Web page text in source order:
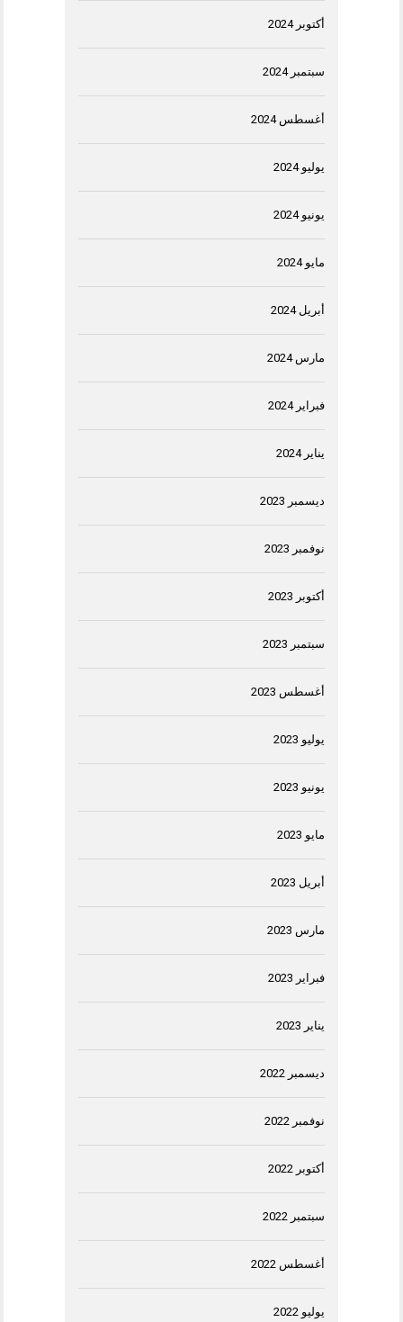
أكتوبر 2024
سبتمبر 2024
أغسطس 2024
يوليو 2024
يونيو 2024
مايو 2024
أبريل 2024
مارس 2024
فبراير 2024
يناير 2024
ديسمبر 2023
نوفمبر 2023
أكتوبر 2023
سبتمبر 2023
أغسطس 2023
يوليو 2023
يونيو 2023
مايو 2023
أبريل 2023
مارس 2023
فبراير 2023
يناير 2023
ديسمبر 2022
نوفمبر 2022
أكتوبر 2022
سبتمبر 2022
أغسطس 2022
يوليو 2022